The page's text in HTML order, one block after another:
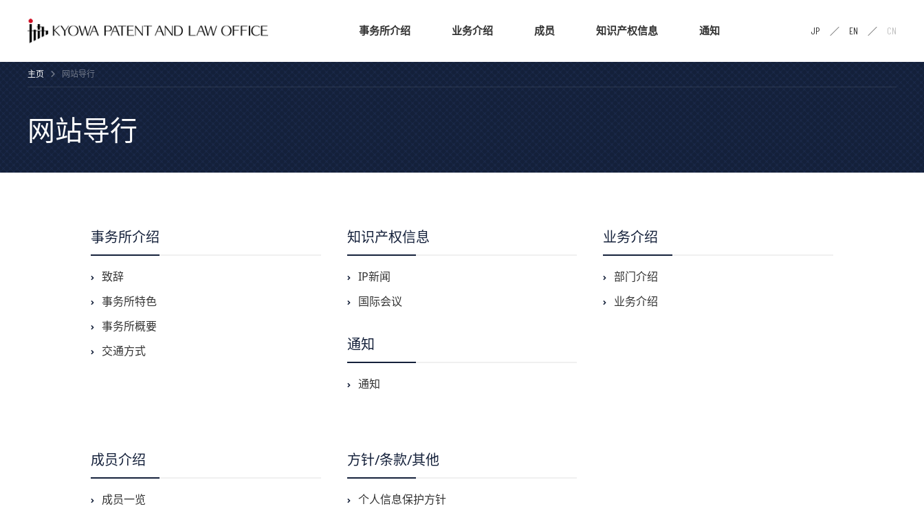
事务所介绍 业务介绍 成员 知识产权信息 通知 JP EN CN
主页 网站导行
网站导行
事务所介绍
致辞
事务所特色
事务所概要
交通方式
知识产权信息
IP新闻
国际会议
通知
通知
业务介绍
部门介绍
业务介绍
成员介绍
成员一览
方针/条款/其他
个人信息保护方针